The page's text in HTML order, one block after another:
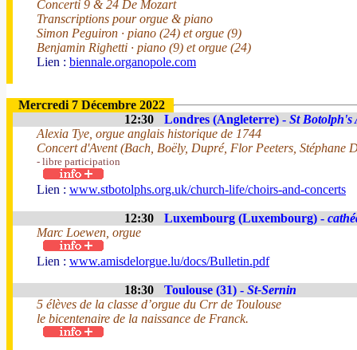
Concerti 9 & 24 De Mozart
Transcriptions pour orgue & piano
Simon Peguiron · piano (24) et orgue (9)
Benjamin Righetti · piano (9) et orgue (24)
Lien : biennale.organopole.com
Mercredi 7 Décembre 2022
12:30
Londres (Angleterre) - St Botolph's
Alexia Tye, orgue anglais historique de 1744
Concert d'Avent (Bach, Boëly, Dupré, Flor Peeters, Stéphane
- libre participation
Lien : www.stbotolphs.org.uk/church-life/choirs-and-concerts
12:30 Luxembourg (Luxembourg) -
Marc Loewen, orgue
Lien : www.amisdelorgue.lu/docs/Bulletin.pdf
18:30 Toulouse (31) - St-Sernin
5 élèves de la classe d’orgue du Crr de Toulouse
le bicentenaire de la naissance de Franck.